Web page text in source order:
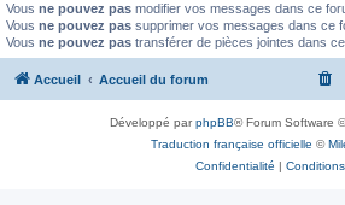
Vous ne pouvez pas modifier vos messages dans ce
Vous ne pouvez pas supprimer vos messages dans ce
Vous ne pouvez pas transférer de pièces jointes dans
Accueil Accueil du forum
Développé parphpBB® Forum Software
Traduction française officielle ©
Confidentialité | Conditions